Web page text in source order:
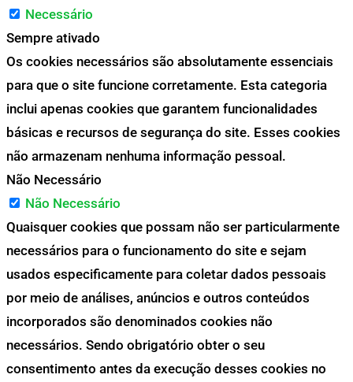
Necessário
Sempre ativado
Os cookies necessários são absolutamente essenciais
para que o site funcione corretamente. Esta categoria
inclui apenas cookies que garantem funcionalidades
básicas e recursos de segurança do site. Esses cookies
não armazenam nenhuma informação pessoal.
Não Necessário
Não Necessário
Quaisquer cookies que possam não ser particularmente
necessários para o funcionamento do site e sejam
usados especificamente para coletar dados pessoais
por meio de análises, anúncios e outros conteúdos
incorporados são denominados cookies não
necessários. Sendo obrigatório obter o seu
consentimento antes da execução desses cookies no